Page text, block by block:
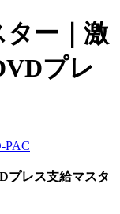
ー｜激
プレ
プレス支給マスタ